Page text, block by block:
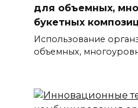
для объемных,
букетных
Использование
объемных,